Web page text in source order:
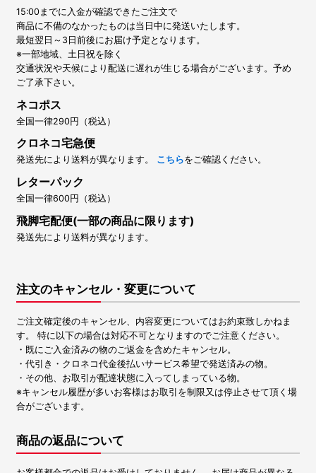
15:00までに入金が確認できたご注文で
商品に不備のなかったものは当日中に発送いたします。
最短翌日～3日前後にお届け予定となります。
※一部地域、土日祝を除く
交通状況や天候により配送に遅れが生じる場合がございます。予め
ご了承下さい。
ネコポス
全国一律290円（税込）
クロネコ宅急便
発送先により送料が異なります。 こちらをご確認ください。
レターパック
全国一律600円（税込）
飛脚宅配便(一部の商品に限ります)
発送先により送料が異なります。
注文のキャンセル・変更について
ご注文確定後のキャンセル、内容変更についてはお約束致しかねま
す。 特に以下の場合は対応不可となりますのでご注意ください。
・既にご入金済みの物のご返金を含めたキャンセル。
・代引き・クロネコ代金後払いサービス希望で発送済みの物。
・その他、お取引が配達状態に入ってしまっている物。
※キャンセル履歴が多いお客様はお取引を制限又は停止させて頂く場
合がございます。
商品の返品について